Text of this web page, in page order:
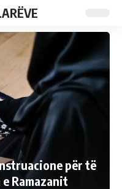
për të
Ramazanit